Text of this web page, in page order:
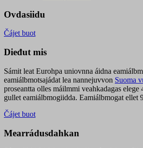
Ovdasiidu
Čájet buot
Dieđut mis
Sámit leat Eurohpa uniovnna áidna
eamiálbmotsajádat lea nannejuvvon Suoma
proseantta olles máilmmi veahkadagas
gullet eamiálbmogiidda. Eamiálbmogat ellet
Čájet buot
Mearrádusdahkan